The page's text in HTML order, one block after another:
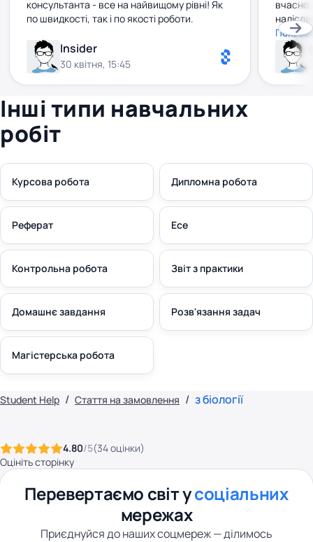
консультанта - все на найвищому рівні! Як
по швидкості, так і по якості роботи.
Insider
30 квітня, 15:45
вчасно.
Інші типи навчальних
робіт
Курсова робота Дипломна робота
Реферат Есе
Контрольна робота Звіт з практики
Домашнє завдання Розв'язання задач
Магістерська робота
Student Help Стаття на замовлення з біології
4.80/5(34оцінки)
Оцініть сторінку
Перевертаємо світ усоціальних
мережах
Приєднуйся до наших соцмереж — ділимось